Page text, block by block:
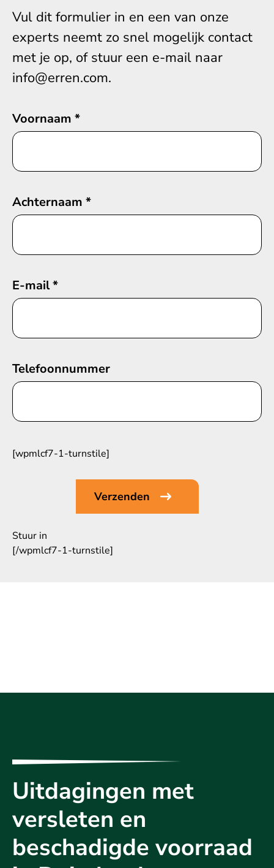
Vul dit formulier in en een van onze
experts neemt zo snel mogelijk contact
met je op, of stuur een e-mail naar
info@erren.com.
Voornaam *
Achternaam *
E-mail*
Telefoonnummer
[wpmlcf7-1-turnstile]
Stuur in
[/wpmlcf7-1-turnstile]
Uitdagingen met
versleten en
beschadigde voorraad